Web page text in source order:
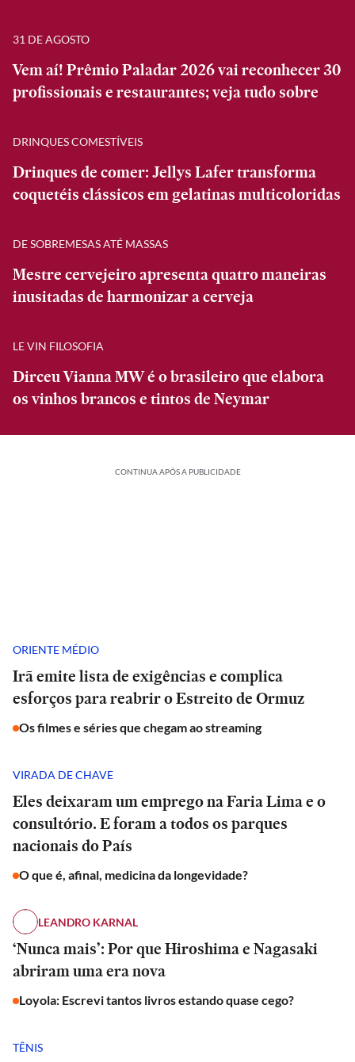
31 DE AGOSTO
Vem aí! Prêmio Paladar 2026 vai reconhecer 30
profissionais e restaurantes; veja tudo sobre
DRINQUES COMESTÍVEIS
Drinques de comer: Jellys Lafer transforma
coquetéis clássicos em gelatinas multicoloridas
DE SOBREMESAS ATÉ MASSAS
Mestre cervejeiro apresenta quatro maneiras
inusitadas de harmonizar a cerveja
LE VIN FILOSOFIA
Dirceu Vianna MW é o brasileiro que elabora
os vinhos brancos e tintos de Neymar
CONTINUA APÓS A PUBLICIDADE
ORIENTE MÉDIO
Irã emite lista de exigências e complica
esforços para reabrir o Estreito de Ormuz
Os filmes e séries que chegam ao streaming
VIRADA DE CHAVE
Eles deixaram um emprego na Faria Lima e o
consultório. E foram a todos os parques
nacionais do País
O que é, afinal, medicina da longevidade?
LEANDRO KARNAL
‘Nunca mais’: Por que Hiroshima e Nagasaki
abriram uma era nova
Loyola: Escrevi tantos livros estando quase cego?
TÊNIS